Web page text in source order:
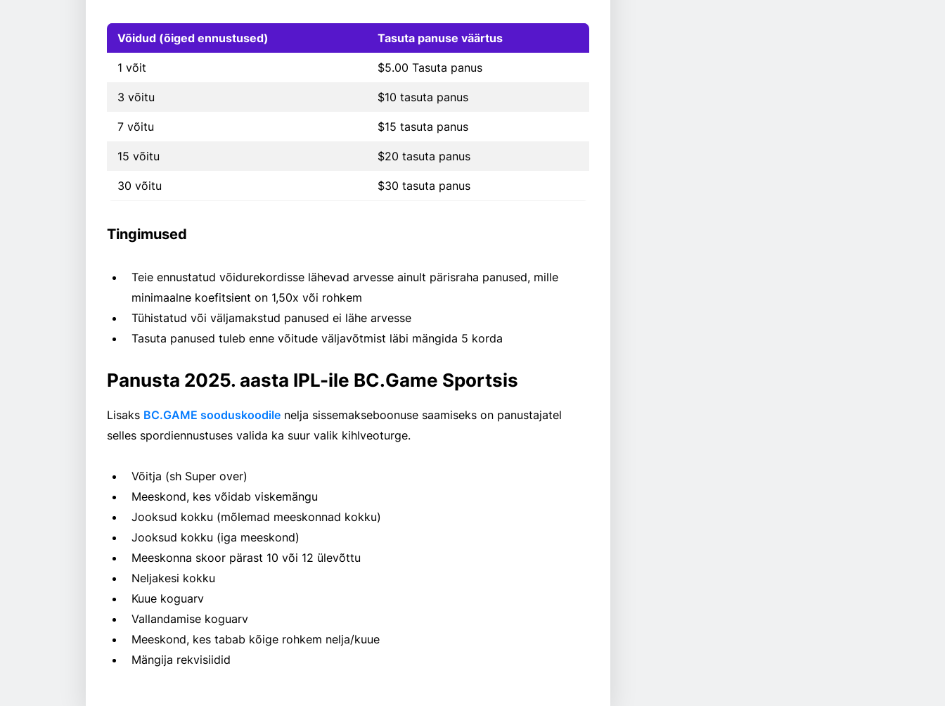
Võidud (õiged ennustused) Tasuta panuse väärtus
1 võit $5.00 Tasuta panus
3 võitu $10 tasuta panus
7 võitu $15 tasuta panus
15 võitu $20 tasuta panus
30 võitu $30 tasuta panus
Tingimused
Teie ennustatud võidurekordisse lähevad arvesse ainult pärisraha panused, mille
minimaalne koefitsient on 1,50x või rohkem
Tühistatud või väljamakstud panused ei lähe arvesse
Tasuta panused tuleb enne võitude väljavõtmist läbi mängida 5 korda
Panusta 2025. aasta IPL-ile BC.Game Sportsis
Lisaks BC.GAME sooduskoodile nelja sissemakseboonuse saamiseks on panustajatel
selles spordiennustuses valida ka suur valik kihlveoturge.
Võitja (sh Super over)
Meeskond, kes võidab viskemängu
Jooksud kokku (mõlemad meeskonnad kokku)
Jooksud kokku (iga meeskond)
Meeskonna skoor pärast 10 või 12 ülevõttu
Neljakesi kokku
Kuue koguarv
Vallandamise koguarv
Meeskond, kes tabab kõige rohkem nelja/kuue
Mängija rekvisiidid